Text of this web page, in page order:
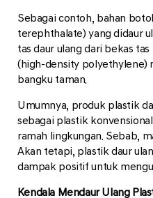
Sebagai contoh, bahan
terephthalate) yang didaur
tas daur ulang dari bekas
(high-density polyethylene)
bangku taman.
Umumnya, produk plastik
sebagai plastik
ramah lingkungan. Sebab,
Akan tetapi, plastik daur
dampak positif untuk
Kendala Mendaur Ulang